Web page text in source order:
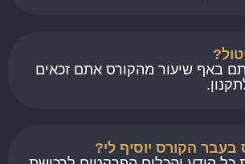
באף שיעור מהקורס אתם זכאים
הקורס יוסיף לי?